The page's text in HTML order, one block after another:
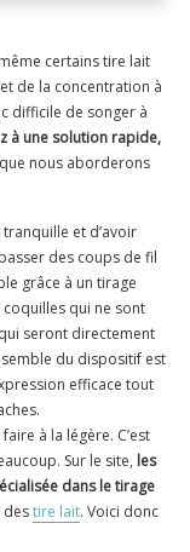
certains tire lait
de la concentration à
difficile de songer à
à une solution rapide,
nous aborderons
et d’avoir
des coups de fil
grâce à un tirage
qui ne sont
seront directement
du dispositif est
efficace tout
à la légère. C’est
Sur le site, les
dans le tirage
destire lait. Voici donc